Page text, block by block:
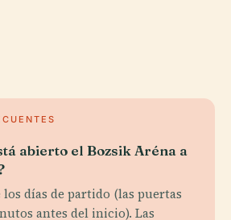
abierto el Bozsik Aréna a
días de partido (las puertas
antes del inicio). Las